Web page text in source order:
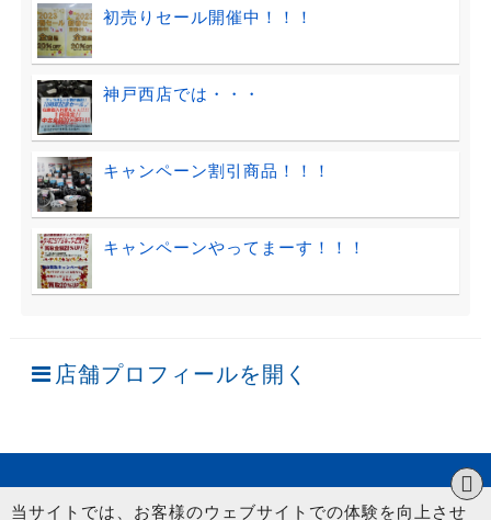
初売りセール開催中！！！
神戸西店では・・・
キャンペーン割引商品！！！
キャンペーンやってまーす！！！
店舗プロフィールを開く
当サイトでは、お客様のウェブサイトでの体験を向上させ